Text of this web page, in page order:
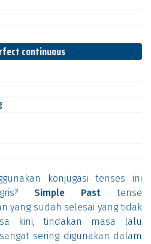
continuous
konjugasi tenses ini
Simple Past tense
yang sudah selesai yang tidak
kini, tindakan masa lalu
sering digunakan dalam